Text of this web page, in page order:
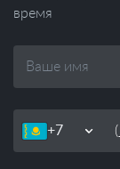
время